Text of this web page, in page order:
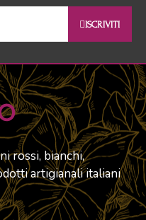
ISCRIVITI
rossi, bianchi,
artigianali italiani